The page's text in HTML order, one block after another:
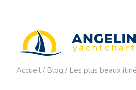
Accueil / Blog / Les plus beaux